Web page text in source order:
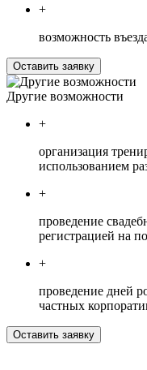
+
возможность
Оставить заявку
Другие возможности
+
организация
использованием
+
проведение
регистрацией на
+
проведение дней
частных
Оставить заявку